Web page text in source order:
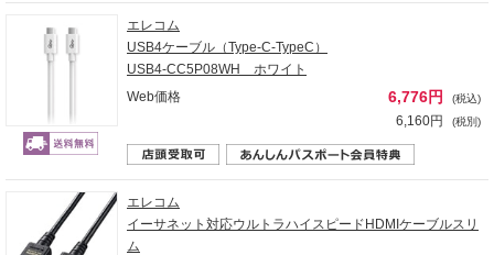
エレコム
USB4ケーブル（Type-C-TypeC）
USB4-CC5P08WH ホワイト
Web価格
6,776円 (税込)
6,160円 (税別)
エレコム
イーサネット対応ウルトラハイスピードHDMIケーブルスリ
ム